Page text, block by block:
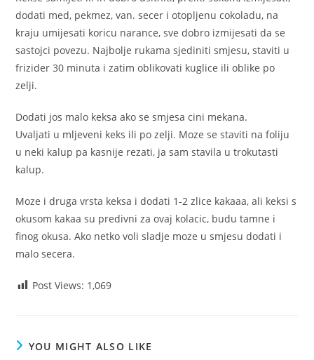
dodati med, pekmez, van. secer i otopljenu cokoladu, na
kraju umijesati koricu narance, sve dobro izmijesati da se
sastojci povezu. Najbolje rukama sjediniti smjesu, staviti u
frizider 30 minuta i zatim oblikovati kuglice ili oblike po
zelji.
Dodati jos malo keksa ako se smjesa cini mekana.
Uvaljati u mljeveni keks ili po zelji. Moze se staviti na foliju
u neki kalup pa kasnije rezati, ja sam stavila u trokutasti
kalup.
Moze i druga vrsta keksa i dodati 1-2 zlice kakaaa, ali keksi s
okusom kakaa su predivni za ovaj kolacic, budu tamne i
finog okusa. Ako netko voli sladje moze u smjesu dodati i
malo secera.
Post Views: 1,069
YOU MIGHT ALSO LIKE